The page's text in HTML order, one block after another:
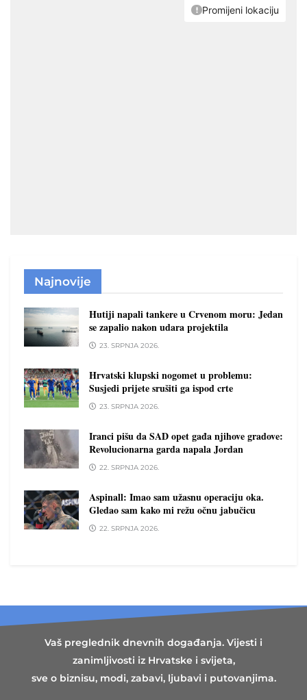
Najnovije
Hutiji napali tankere u Crvenom moru: Jedan
se zapalio nakon udara projektila
23. SRPNJA 2026.
Hrvatski klupski nogomet u problemu:
Susjedi prijete srušiti ga ispod crte
23. SRPNJA 2026.
Iranci pišu da SAD opet gađa njihove gradove:
Revolucionarna garda napala Jordan
22. SRPNJA 2026.
Aspinall: Imao sam užasnu operaciju oka.
Gledao sam kako mi režu očnu jabučicu
22. SRPNJA 2026.
Vaš preglednik dnevnih događanja. Vijesti i
zanimljivosti iz Hrvatske i svijeta,
sve o biznisu, modi, zabavi, ljubavi i putovanjima.